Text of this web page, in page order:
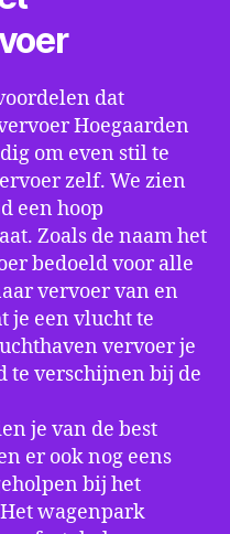
dat
Hoegaarden
om even stil te
zelf. We zien
een hoop
Zoals de naam het
bedoeld voor alle
vervoer van en
je een vlucht te
vervoer je
te verschijnen bij de
je van de best
er ook nog eens
bij het
wagenpark